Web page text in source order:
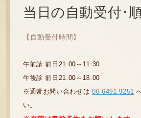
当日の自動受付･
【自動受付時間】
午前診 前日21:00～11:30
午後診 前日21:00～18:00
※通常お問い合わせは06-6491-9251
い。